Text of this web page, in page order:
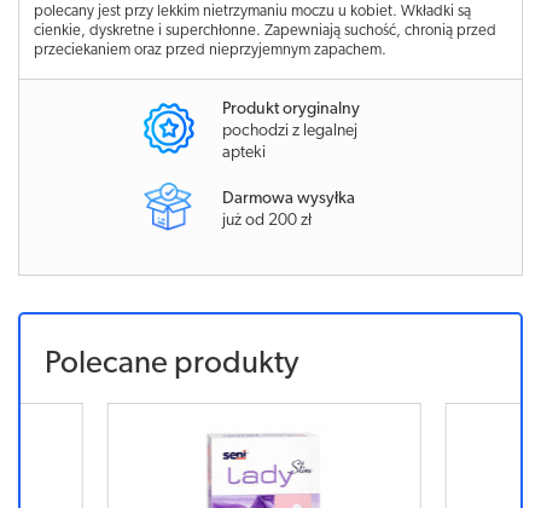
polecany jest przy lekkim nietrzymaniu moczu u kobiet. Wkładki są
cienkie, dyskretne i superchłonne. Zapewniają suchość, chronią przed
przeciekaniem oraz przed nieprzyjemnym zapachem.
Produkt oryginalny
pochodzi z legalnej
apteki
Darmowa wysyłka
już od 200 zł
Polecane produkty